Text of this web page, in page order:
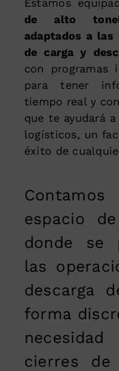
Estamos
de alto
adaptados a las
de carga y
con programas
para tener
tiempo real y
que te ayudará
logísticos, un
éxito de
espacio
donde se
las
descarga
forma
cierres